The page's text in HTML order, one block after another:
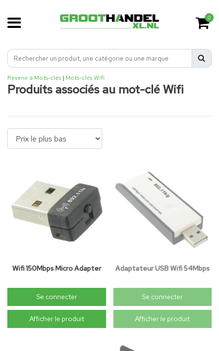
0
Revenir à Mots-clés | Mots-clésWifi
Produits associés au mot-clé Wifi
Wifi 150Mbps Micro Adapter
Se connecter
Afficher le produit
Adaptateur USB Wifi 54Mbps
Se connecter
Afficher le produit